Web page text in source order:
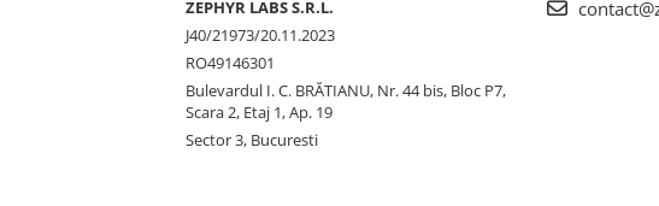
ZEPHYR LABS S.R.L.
J40/21973/20.11.2023
RO49146301
Bulevardul I. C. BRĂTIANU, Nr. 44 bis, Bloc P7,
Scara 2, Etaj 1, Ap. 19
Sector 3, Bucuresti